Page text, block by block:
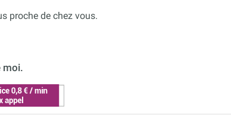
proche de chez vous.
moi.